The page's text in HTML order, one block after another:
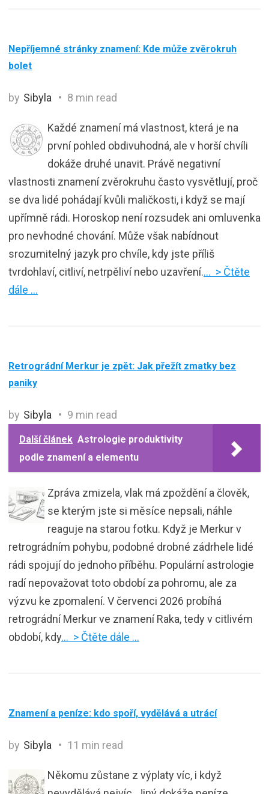
Nepříjemné stránky znamení: Kde může zvěrokruh
bolet
by Sibyla 8 min read
Každé znamení má vlastnost, která je na
první pohled obdivuhodná, ale v horší chvíli
dokáže druhé unavit. Právě negativní
vlastnosti znamení zvěrokruhu často vysvětlují, proč
se dva lidé pohádají kvůli maličkosti, i když se mají
upřímně rádi. Horoskop není rozsudek ani omluvenka
pro nevhodné chování. Může však nabídnout
srozumitelný jazyk pro chvíle, kdy jste příliš
tvrdohlaví, citliví, netrpěliví nebo uzavření.… > Čtěte
dále …
Retrográdní Merkur je zpět: Jak přežít zmatky bez
paniky
by Sibyla 9 min read
Další článek Astrologie produktivity
podle znamení a elementu
Zpráva zmizela, vlak má zpoždění a člověk,
se kterým jste si měsíce nepsali, náhle
reaguje na starou fotku. Když je Merkur v
retrográdním pohybu, podobné drobné zádrhele lidé
rádi spojují do jednoho příběhu. Populární astrologie
radí nepovažovat toto období za pohromu, ale za
výzvu ke zpomalení. V červenci 2026 probíhá
retrográdní Merkur ve znamení Raka, tedy v citlivém
období, kdy… > Čtěte dále …
Znamení a peníze: kdo spoří, vydělává a utrácí
by Sibyla 11 min read
Někomu zůstane z výplaty víc, i když